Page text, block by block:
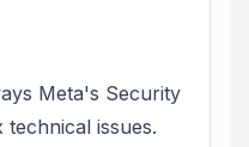
Meta's Security
technical issues.